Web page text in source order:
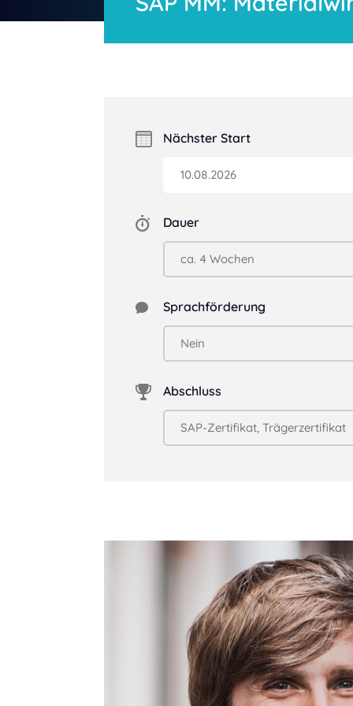
Nächster Start
Dauer
Sprachförderung
Abschluss